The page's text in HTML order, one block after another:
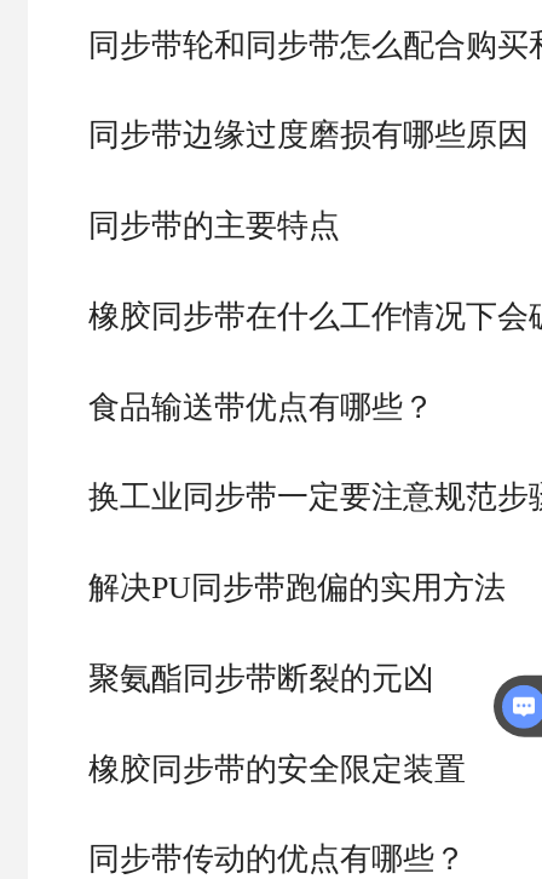
同步带轮和同步带怎么配合购
同步带边缘过度磨损有哪些原因
同步带的主要特点
橡胶同步带在什么工作情况下
食品输送带优点有哪些？
换工业同步带一定要注意规范
解决PU同步带跑偏的实用方法
聚氨酯同步带断裂的元凶
橡胶同步带的安全限定装置
同步带传动的优点有哪些？